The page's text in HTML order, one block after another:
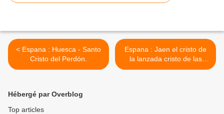
< Espana : Huesca - Santo
Cristo del Perdón.
Espana : Jaen el cristo de
la lanzada cristo de las
aguas. >
Hébergé par Overblog
Top articles